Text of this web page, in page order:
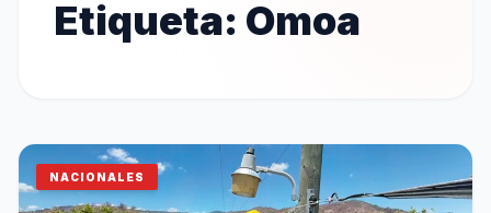
Etiqueta: Omoa
NACIONALES